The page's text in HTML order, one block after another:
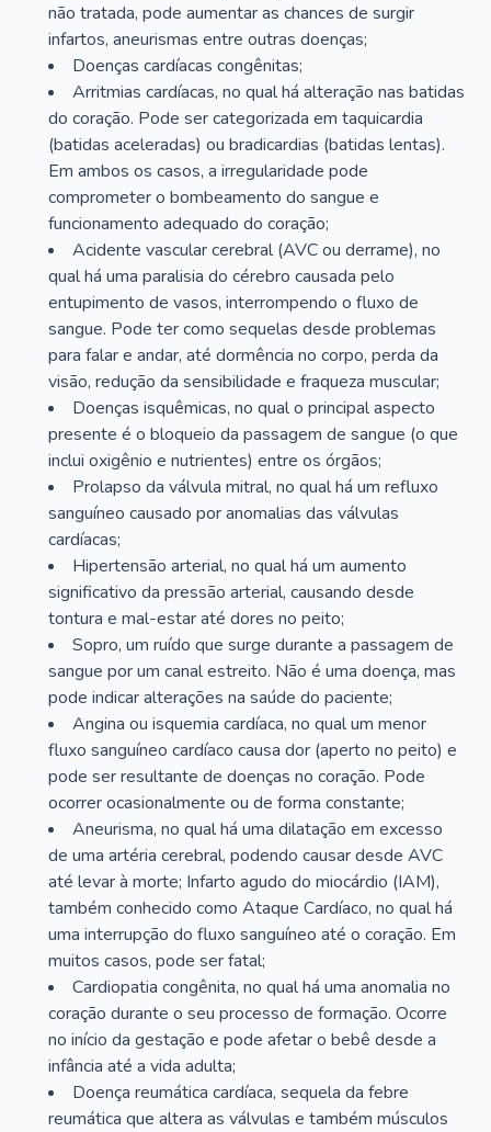
não tratada, pode aumentar as chances de surgir
infartos, aneurismas entre outras doenças;
Doenças cardíacas congênitas;
Arritmias cardíacas, no qual há alteração nas batidas
do coração. Pode ser categorizada em taquicardia
(batidas aceleradas) ou bradicardias (batidas lentas).
Em ambos os casos, a irregularidade pode
comprometer o bombeamento do sangue e
funcionamento adequado do coração;
Acidente vascular cerebral (AVC ou derrame), no
qual há uma paralisia do cérebro causada pelo
entupimento de vasos, interrompendo o fluxo de
sangue. Pode ter como sequelas desde problemas
para falar e andar, até dormência no corpo, perda da
visão, redução da sensibilidade e fraqueza muscular;
Doenças isquêmicas, no qual o principal aspecto
presente é o bloqueio da passagem de sangue (o que
inclui oxigênio e nutrientes) entre os órgãos;
Prolapso da válvula mitral, no qual há um refluxo
sanguíneo causado por anomalias das válvulas
cardíacas;
Hipertensão arterial, no qual há um aumento
significativo da pressão arterial, causando desde
tontura e mal-estar até dores no peito;
Sopro, um ruído que surge durante a passagem de
sangue por um canal estreito. Não é uma doença, mas
pode indicar alterações na saúde do paciente;
Angina ou isquemia cardíaca, no qual um menor
fluxo sanguíneo cardíaco causa dor (aperto no peito) e
pode ser resultante de doenças no coração. Pode
ocorrer ocasionalmente ou de forma constante;
Aneurisma, no qual há uma dilatação em excesso
de uma artéria cerebral, podendo causar desde AVC
até levar à morte; Infarto agudo do miocárdio (IAM),
também conhecido como Ataque Cardíaco, no qual há
uma interrupção do fluxo sanguíneo até o coração. Em
muitos casos, pode ser fatal;
Cardiopatia congênita, no qual há uma anomalia no
coração durante o seu processo de formação. Ocorre
no início da gestação e pode afetar o bebê desde a
infância até a vida adulta;
Doença reumática cardíaca, sequela da febre
reumática que altera as válvulas e também músculos